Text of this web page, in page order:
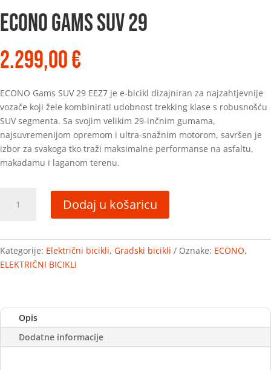
ECONO Gams SUV 29
2.299,00€
ECONO Gams SUV 29 EEZ7 je e-bicikl dizajniran za najzahtjevnije
vozače koji žele kombinirati udobnost trekking klase s robusnošću
SUV segmenta. Sa svojim velikim 29-inčnim gumama,
najsuvremenijom opremom i ultra-snažnim motorom, savršen je
izbor za svakoga tko traži maksimalne performanse na asfaltu,
makadamu i laganom terenu.
Gams
količina
Dodaj u košaricu
Kategorije: Električni bicikli, Gradski bicikli Oznake: ECONO,
ELEKTRIČNI BICIKLI
Opis
Dodatne informacije